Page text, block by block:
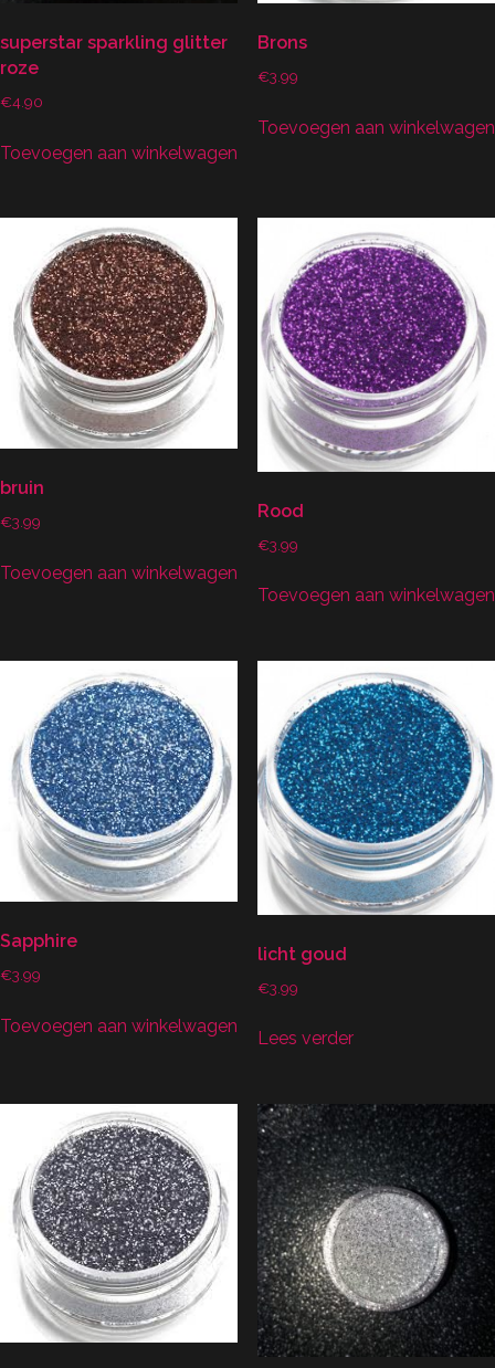
superstar sparkling glitter
roze
€4.90
Toevoegen aan winkelwagen
Brons
€3.99
Toevoegen aan winkelwagen
bruin
€3.99
Toevoegen aan winkelwagen
Rood
€3.99
Toevoegen aan winkelwagen
Sapphire
€3.99
Toevoegen aan winkelwagen
licht goud
€3.99
Lees verder